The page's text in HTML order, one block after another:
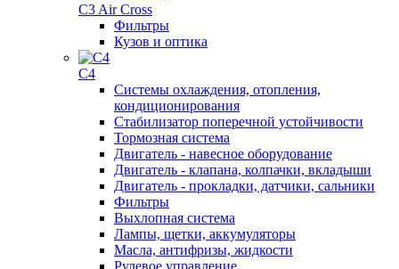
C3 Air Cross
Фильтры
Кузов и оптика
C4
Системы охлаждения, отопления,
кондиционирования
Стабилизатор поперечной устойчивости
Тормозная система
Двигатель - навесное оборудование
Двигатель - клапана, колпачки, вкладыши
Двигатель - прокладки, датчики, сальники
Фильтры
Выхлопная система
Лампы, щетки, аккумуляторы
Масла, антифризы, жидкости
Рулевое управление